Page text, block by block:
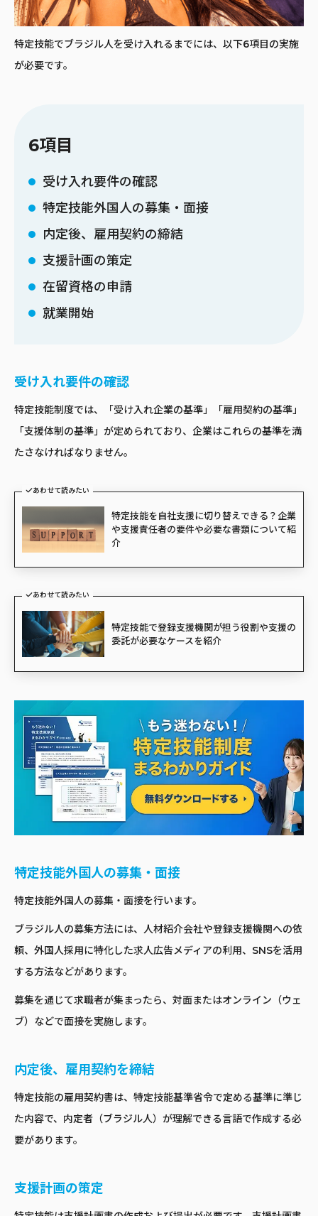
特定技能でブラジル人を受け入れるまでには、以下6項目の実施
が必要です。
6項目
受け入れ要件の確認
特定技能外国人の募集・面接
内定後、雇用契約の締結
支援計画の策定
在留資格の申請
就業開始
受け入れ要件の確認
特定技能制度では、「受け入れ企業の基準」「雇用契約の基準」
「支援体制の基準」が定められており、企業はこれらの基準を満
たさなければなりません。
あわせて読みたい
特定技能を自社支援に切り替えできる？企業
や支援責任者の要件や必要な書類について紹
介
あわせて読みたい
特定技能で登録支援機関が担う役割や支援の
委託が必要なケースを紹介
特定技能外国人の募集・面接
特定技能外国人の募集・面接を行います。
ブラジル人の募集方法には、人材紹介会社や登録支援機関への依
頼、外国人採用に特化した求人広告メディアの利用、SNSを活用
する方法などがあります。
募集を通じて求職者が集まったら、対面またはオンライン（ウェ
ブ）などで面接を実施します。
内定後、雇用契約を締結
特定技能の雇用契約書は、特定技能基準省令で定める基準に準じ
た内容で、内定者（ブラジル人）が理解できる言語で作成する必
要があります。
支援計画の策定